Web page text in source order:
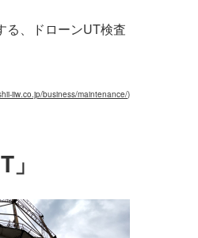
る、ドローンUT検査
iiw.co.jp/business/maintenance/)